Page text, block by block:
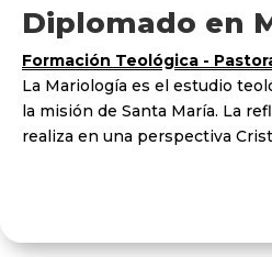
Diplomado en
Formación Teológica -
La Mariología es el estudio
la misión de Santa María. La
realiza en una perspectiva